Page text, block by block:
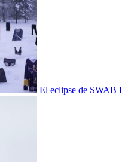
El eclipse de SWAB